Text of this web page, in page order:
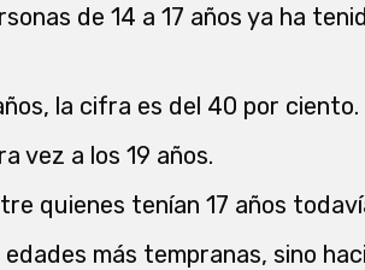
de 14 a 17 años ya ha
la cifra es del 40 por ciento.
vez a los 19 años.
quienes tenían 17 años
más tempranas, sino